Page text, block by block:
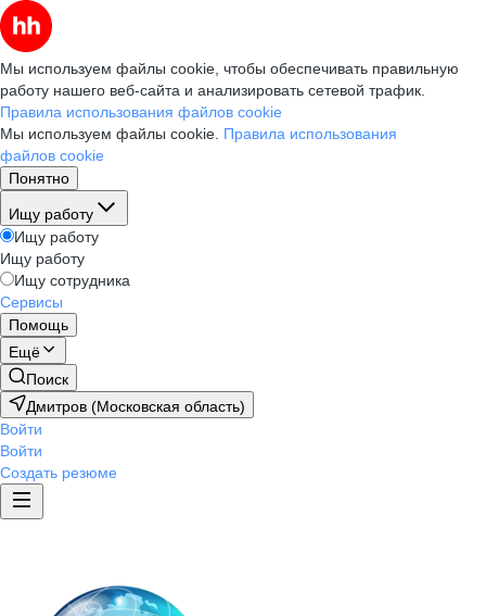
Мы используем файлы cookie, чтобы обеспечивать правильную
работу нашего веб-сайта и анализировать сетевой трафик.
Правила использования файлов cookie
Мы используем файлы cookie. Правила использования
файлов cookie
Понятно
Ищу работу
Ищу работу
Ищу работу
Ищу сотрудника
Сервисы
Помощь
Ещё
Поиск
Дмитров (Московская область)
Войти
Войти
Создать резюме